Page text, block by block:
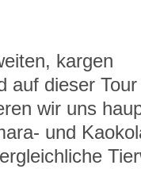
kargen
auf dieser
wir uns
und